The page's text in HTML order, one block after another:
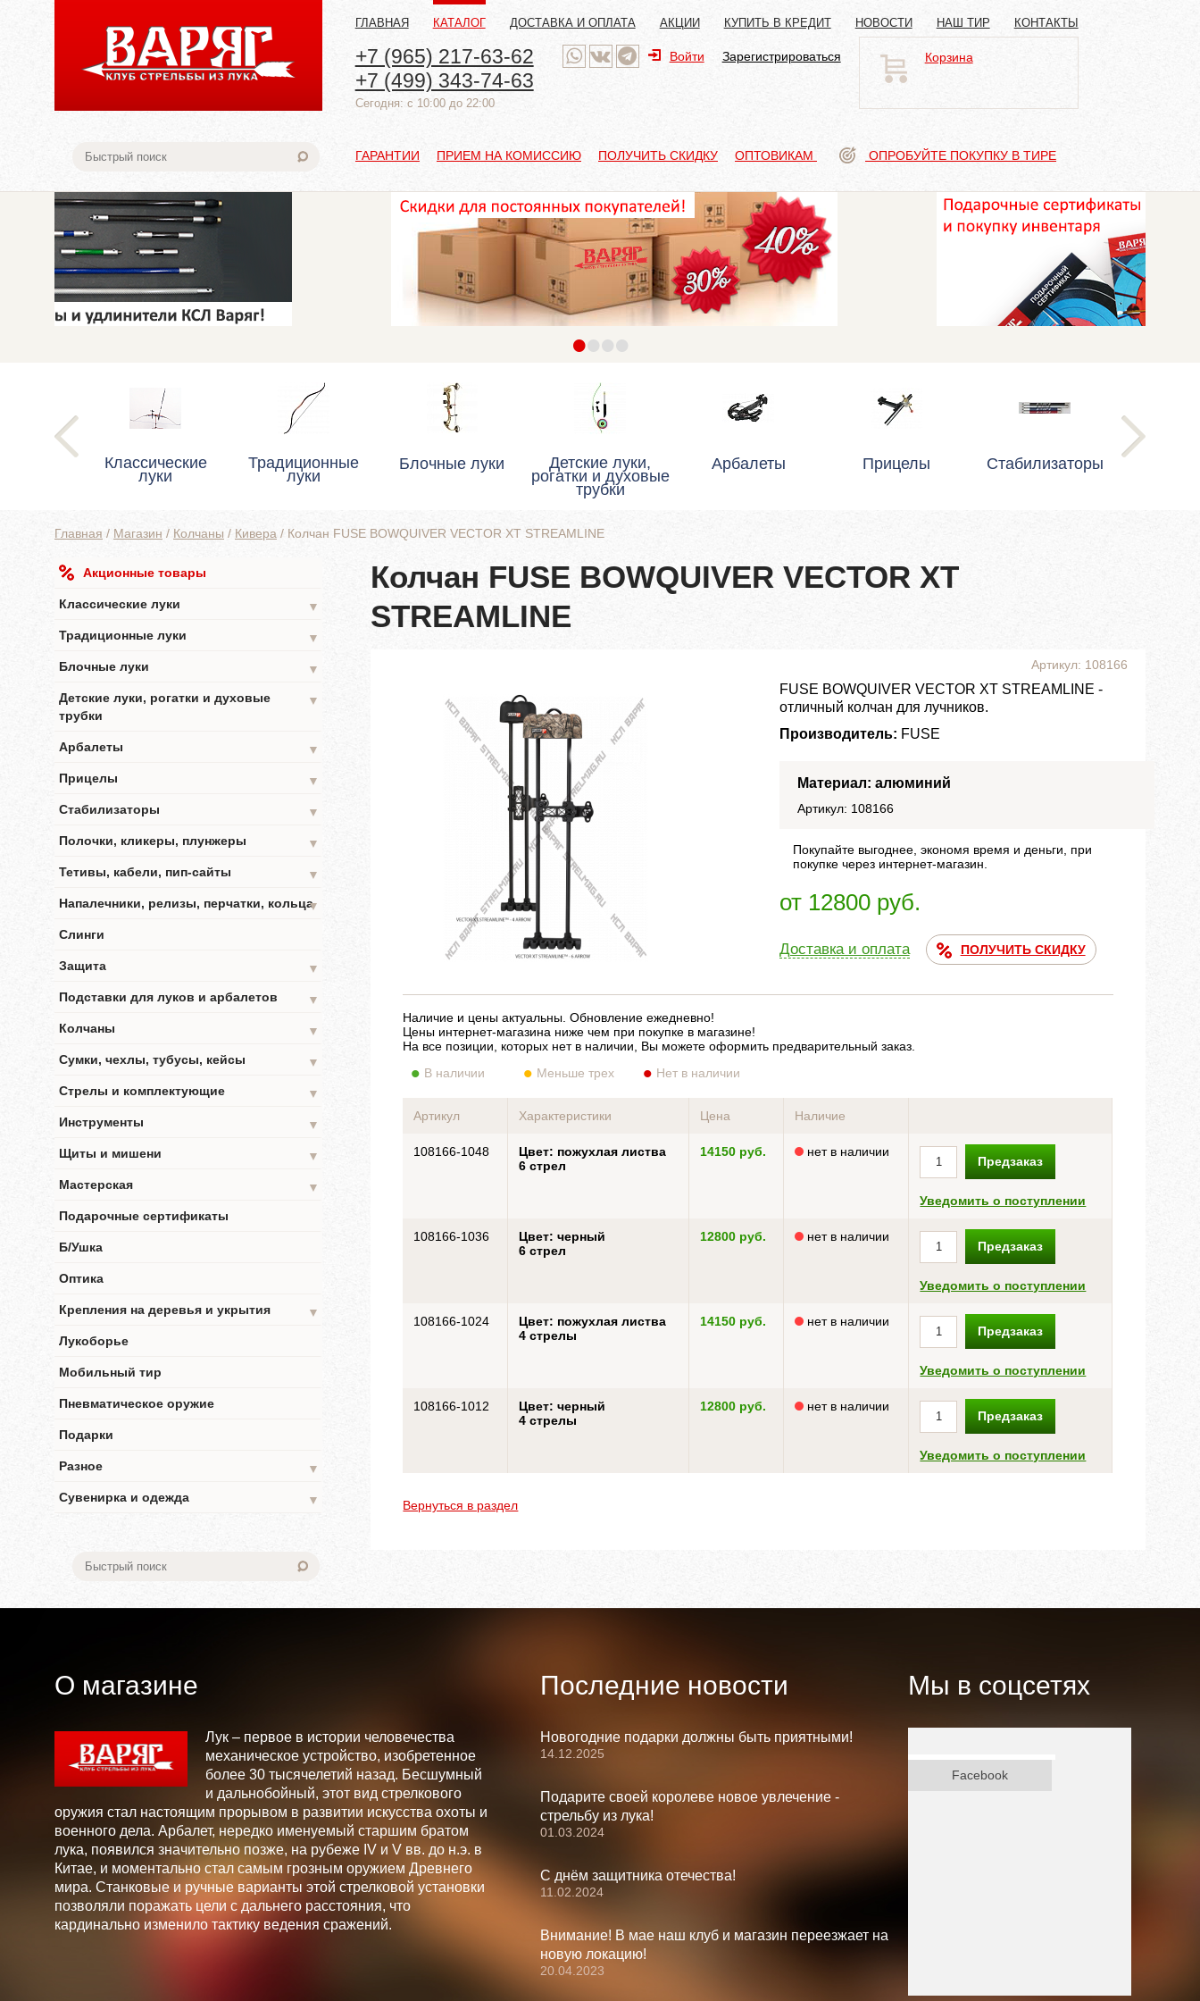
ГЛАВНАЯ КАТАЛОГ ДОСТАВКА И ОПЛАТА АКЦИИ КУПИТЬ В КРЕДИТ НОВОСТИ НАШ ТИР КОНТАКТЫ
+7 (965) 217-63-62
+7 (499) 343-74-63
Cегодня: с 10:00 до 22:00
Войти Зарегистрироваться Корзина
ГАРАНТИИ ПРИЕМ НА КОМИССИЮ ПОЛУЧИТЬ СКИДКУ ОПТОВИКАМ ОПРОБУЙТЕ ПОКУПКУ В ТИРЕ
••••
Классические
луки
Традиционные
луки
Блочные луки Детские луки,
рогатки и духовые
трубки
Арбалеты Прицелы Стабилизаторы
Главная / Магазин / Колчаны / Кивера / Колчан FUSE BOWQUIVER VECTOR XT STREAMLINE
Акционные товары
Классические луки
▼
Традиционные луки
▼
Блочные луки
▼
Детские луки, рогатки и духовые
трубки
▼
Арбалеты
▼
Прицелы
▼
Стабилизаторы
▼
Полочки, кликеры, плунжеры
▼
Тетивы, кабели, пип-сайты
▼
Напалечники, релизы, перчатки, кольца▼
Слинги
Защита
▼
Подставки для луков и арбалетов
▼
Колчаны
▼
Сумки, чехлы, тубусы, кейсы
▼
Стрелы и комплектующие
▼
Инструменты
▼
Щиты и мишени
▼
Мастерская
▼
Подарочные сертификаты
Б/Ушка
Оптика
Крепления на деревья и укрытия
▼
Лукоборье
Мобильный тир
Пневматическое оружие
Подарки
Разное
▼
Сувенирка и одежда
▼
Колчан FUSE BOWQUIVER VECTOR XT
STREAMLINE
Артикул: 108166
FUSE BOWQUIVER VECTOR XT STREAMLINE -
отличный колчан для лучников.
Производитель: FUSE
Материал: алюминий
Артикул: 108166
Покупайте выгоднее, экономя время и деньги, при
покупке через интернет-магазин.
от 12800 руб.
Доставка и оплата ПОЛУЧИТЬ СКИДКУ
Наличие и цены актуальны. Обновление ежедневно!
Цены интернет-магазина ниже чем при покупке в магазине!
На все позиции, которых нет в наличии, Вы можете оформить предварительный заказ.
В наличии
Меньше трех Нет в наличии
Артикул Характеристики Цена Наличие
108166-1048
Цвет: пожухлая листва
6 стрел
14150 руб. нет в наличии
Предзаказ
Уведомить о поступлении
108166-1036
Цвет: черный
6 стрел
12800 руб. нет в наличии
Предзаказ
Уведомить о поступлении
108166-1024
Цвет: пожухлая листва
4 стрелы
14150 руб. нет в наличии
Предзаказ
Уведомить о поступлении
108166-1012
Цвет: черный
4 стрелы
12800 руб. нет в наличии
Предзаказ
Уведомить о поступлении
Вернуться в раздел
О магазине
Лук – первое в истории человечества
механическое устройство, изобретенное
более 30 тысячелетий назад. Бесшумный
и дальнобойный, этот вид стрелкового
оружия стал настоящим прорывом в развитии искусства охоты и
военного дела. Арбалет, нередко именуемый старшим братом
лука, появился значительно позже, на рубеже IV и V вв. до н.э. в
Китае, и моментально стал самым грозным оружием Древнего
мира. Станковые и ручные варианты этой стрелковой установки
позволяли поражать цели с дальнего расстояния, что
кардинально изменило тактику ведения сражений.
Последние новости
Новогодние подарки должны быть приятными!
14.12.2025
Подарите своей королеве новое увлечение -
стрельбу из лука!
01.03.2024
С днём защитника отечества!
11.02.2024
Внимание! В мае наш клуб и магазин переезжает на
новую локацию!
20.04.2023
Мы в соцсетях
Facebook